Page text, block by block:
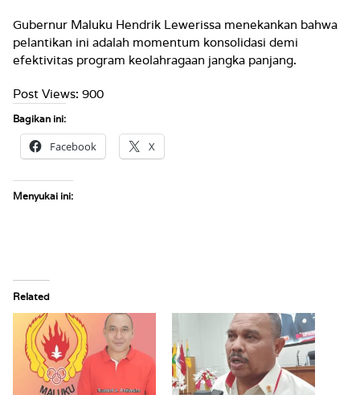
Gubernur Maluku Hendrik Lewerissa menekankan bahwa
pelantikan ini adalah momentum konsolidasi demi
efektivitas program keolahragaan jangka panjang.
Post Views: 900
Bagikan ini:
Facebook X
Menyukai ini:
Related